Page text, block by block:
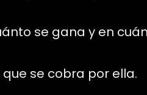
se gana y en
se cobra por ella.